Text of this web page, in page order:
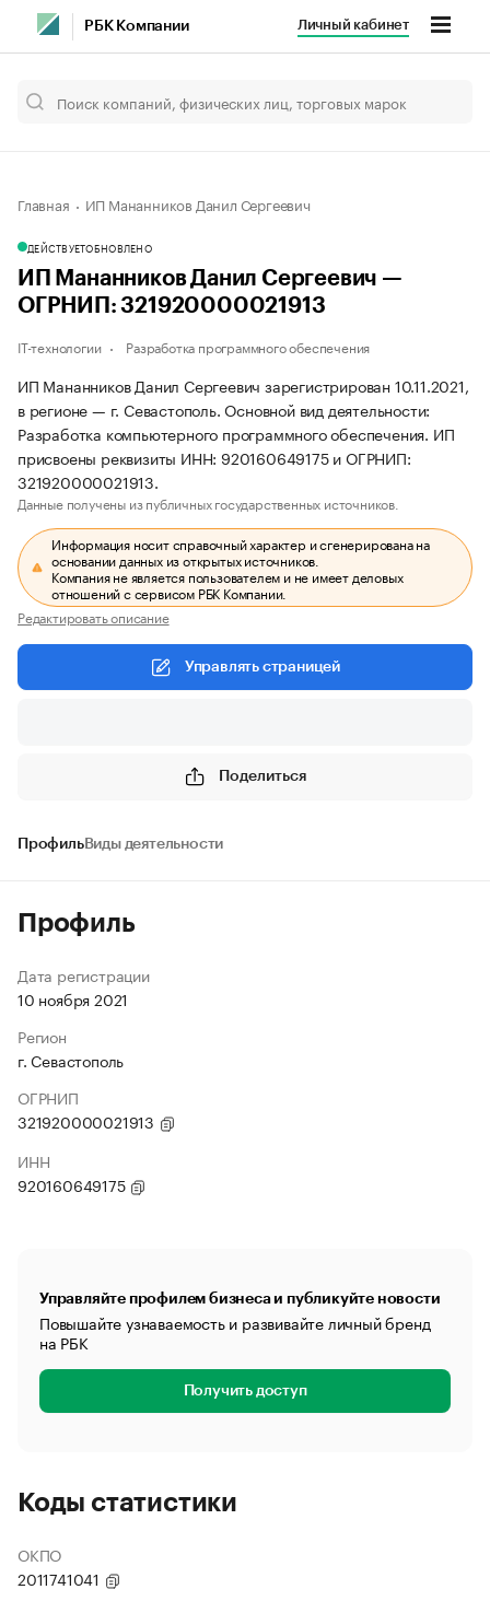
РБК Компании Личный кабинет
Главная ИП Мананников Данил Сергеевич
ДЕЙСТВУЕТОБНОВЛЕНО
ИП Мананников Данил Сергеевич —
ОГРНИП: 321920000021913
IT-технологии Разработка программного обеспечения
ИП Мананников Данил Сергеевич зарегистрирован 10.11.2021,
в регионе — г. Севастополь. Основной вид деятельности:
Разработка компьютерного программного обеспечения. ИП
присвоены реквизиты ИНН: 920160649175 и ОГРНИП:
321920000021913.
Данные получены из публичных государственных источников.
Информация носит справочный характер и сгенерирована на
основании данных из открытых источников.
Компания не является пользователем и не имеет деловых
отношений с сервисом РБК Компании.
Редактировать описание
Управлять страницей
Поделиться
ПрофильВиды деятельности
Профиль
Дата регистрации
10 ноября 2021
Регион
г. Севастополь
ОГРНИП
321920000021913
ИНН
920160649175
Управляйте профилем бизнеса и публикуйте новости
Повышайте узнаваемость и развивайте личный бренд
на РБК
Получить доступ
Коды статистики
ОКПО
2011741041